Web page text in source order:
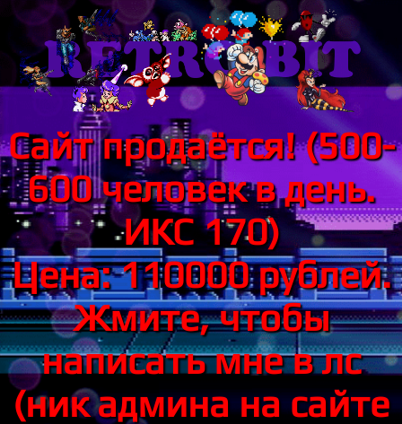
Сайт продаётся! (500-
600 человек в день.
ИКС 170)
Цена: 110000 рублей.
Жмите, чтобы
написать мне в лс
(ник админа на сайте